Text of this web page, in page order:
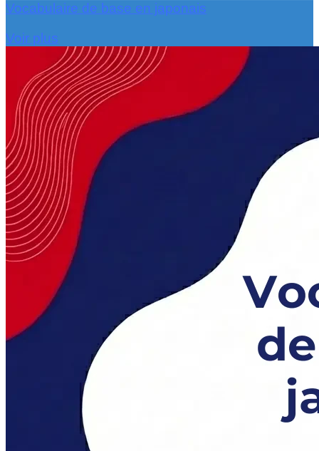
Vocabulaire de base en japonais
Voir plus